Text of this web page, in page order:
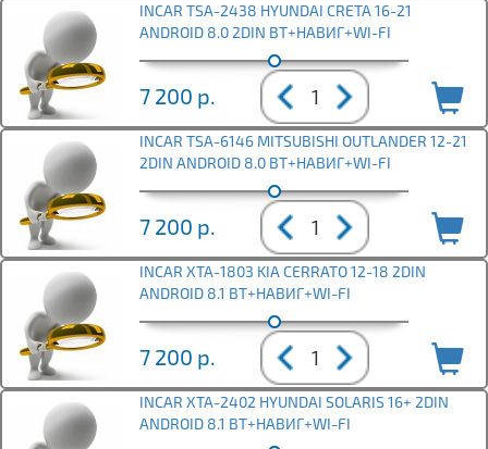
INCAR TSA-2438 HYUNDAI CRETA 16-21
ANDROID 8.0 2DIN BT+НАВИГ+WI-FI
7 200 р.
INCAR TSA-6146 MITSUBISHI OUTLANDER 12-21
2DIN ANDROID 8.0 BT+НАВИГ+WI-FI
7 200 р.
INCAR XTA-1803 KIA CERRATO 12-18 2DIN
ANDROID 8.1 BT+НАВИГ+WI-FI
7 200 р.
INCAR XTA-2402 HYUNDAI SOLARIS 16+ 2DIN
ANDROID 8.1 BT+НАВИГ+WI-FI